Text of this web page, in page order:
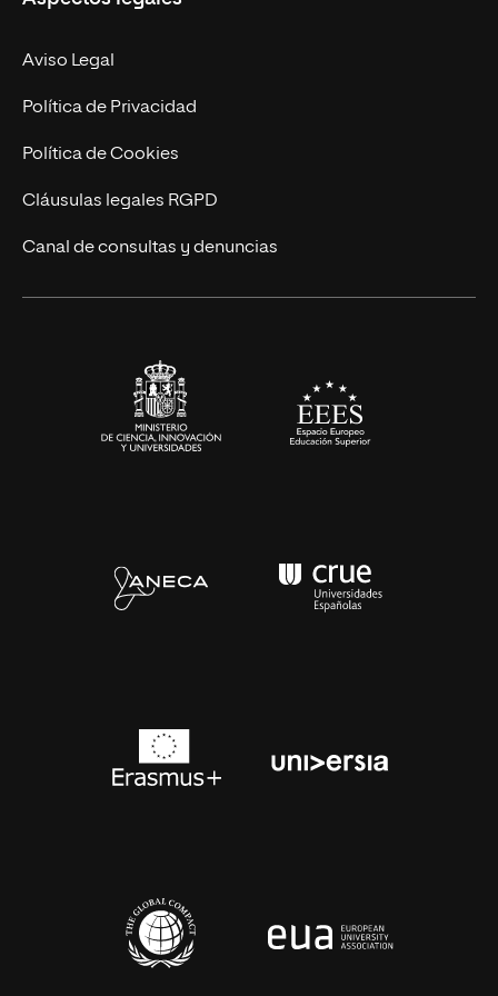
Experto Universitario
Postgrados
Cursos Universitarios
Facultades
Nuestro Equipo
Trabaja en UNIR
Actualidad
UNIR Revista
Eventos
Aviso Legal
Política de Privacidad
Política de Cookies
Cláusulas legales RGPD
Canal de consultas y denuncias